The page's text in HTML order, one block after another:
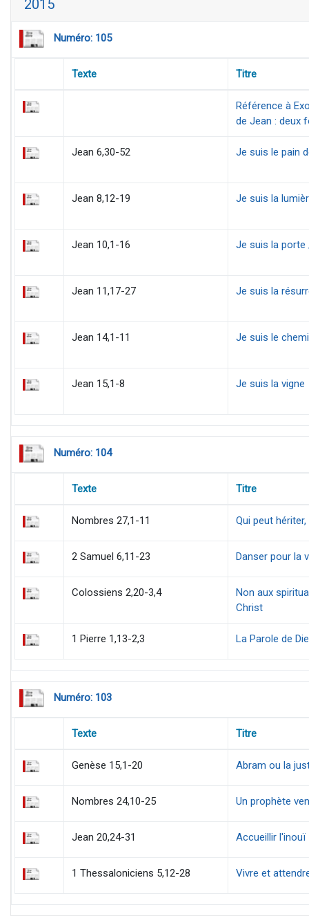
2015
Numéro: 105
Texte Titre
Référence à
de Jean : deux
Jean 6,30-52 Je suis le pain
Jean 8,12-19 Je suis la
Jean 10,1-16 Je suis la porte
Jean 11,17-27 Je suis la
Jean 14,1-11 Je suis le
Jean 15,1-8 Je suis la vigne
Numéro: 104
Texte Titre
Nombres 27,1-11 Qui peut
2 Samuel 6,11-23 Danser pour la
Colossiens 2,20-3,4
Non aux
Christ
1 Pierre 1,13-2,3 La Parole de
Numéro: 103
Texte Titre
Genèse 15,1-20 Abram ou la
Nombres 24,10-25 Un prophète
Jean 20,24-31 Accueillir l'inouï
1 Thessaloniciens 5,12-28 Vivre et